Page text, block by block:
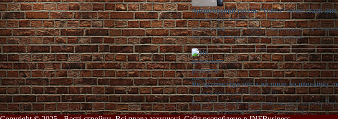
Арештований готель “Одеса” може стати
Діана Ярмоленко
Сер 7, 2026
Арештований готель "Одеса" можуть віддати для
першим арештованим об’єктом нерухомості,
Як архітектура міста впливає на поведінку
Діана Ярмоленко
Сер 7, 2026
Віталій Мажара CEO та керівний партнер Greenwood
технології та вартість квадратного метра. Але…